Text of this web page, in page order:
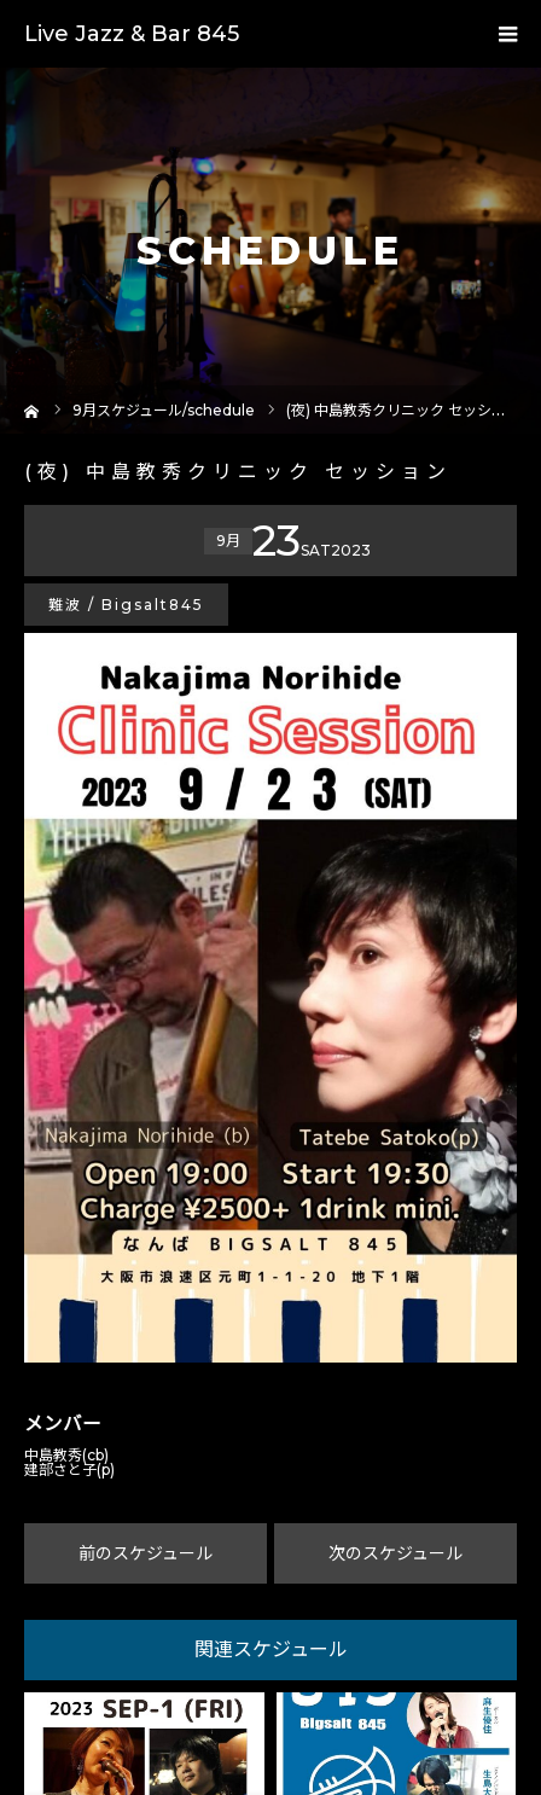
Live Jazz & Bar 845
SCHEDULE
9月スケジュール/schedule (夜) 中島教秀クリニック セッション
(夜) 中島教秀クリニック セッション
9月 23SAT2023
難波 / Bigsalt845
メンバー
中島教秀(cb)
建部さと子(p)
前のスケジュール 次のスケジュール
関連スケジュール